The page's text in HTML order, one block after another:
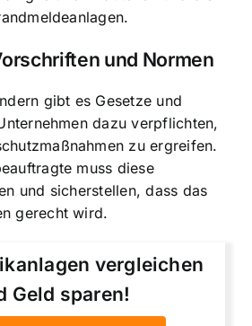
und Normen
gibt es Gesetze und
dazu verpflichten,
zu ergreifen.
muss diese
und sicherstellen, dass das
gerecht wird.
vergleichen
Geld sparen!